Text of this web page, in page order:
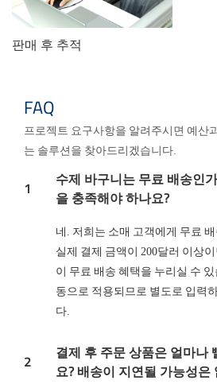
판매 후 추적
FAQ
프로젝트 요구사항을 알려주시면 예산
는 솔루션을 찾아드리겠습니다.
1
수제 바구니는 무료 배송인
을 충족해야 하나요?
네. 저희는 소매 고객에게 무료
실제 결제 금액이 200달러 이상
이 무료 배송 혜택을 누리실 수
동으로 적용되므로 별도로 입력
다.
2
결제 후 주문 상품은 얼마나
요? 배송이 지연될 가능성은